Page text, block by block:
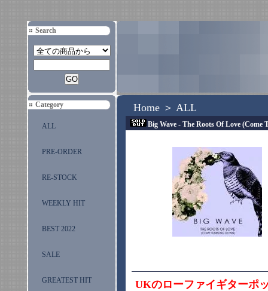
Search
Category
ALL
PRE-ORDER
RE-STOCK
WEEKLY HIT
BEST 2022
SALE
GREATEST HIT
Home ＞ ALL
Big Wave - The Roots Of Love
UKのローファイギターポ